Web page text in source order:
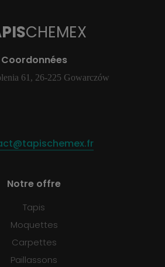
CHEMEX
Coordonnées
61, 26-225 Gowarczów
Notre offre
Tapis
Moquettes
Carpettes
Paillassons